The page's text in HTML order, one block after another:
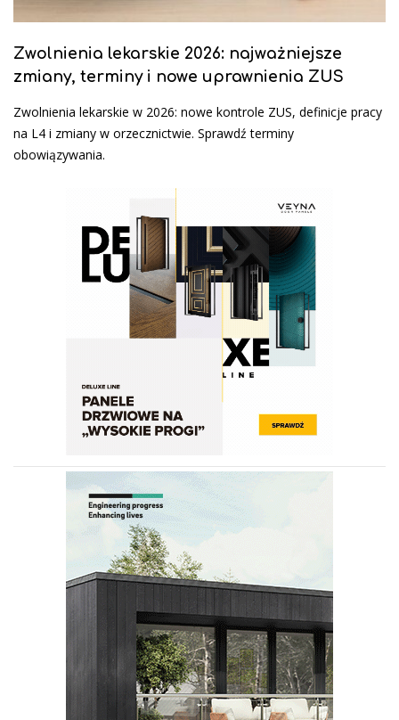
Zwolnienia lekarskie 2026: najważniejsze
zmiany, terminy i nowe uprawnienia ZUS
Zwolnienia lekarskie w 2026: nowe kontrole ZUS, definicje pracy
na L4 i zmiany w orzecznictwie. Sprawdź terminy
obowiązywania.